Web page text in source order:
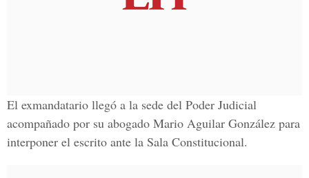
El exmandatario llegó a la sede del Poder Judicial
acompañado por su abogado Mario Aguilar González para
interponer el escrito ante la Sala Constitucional.